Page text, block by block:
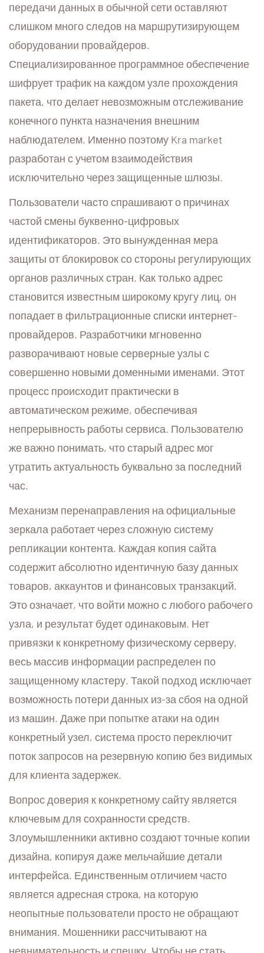
передачи данных в обычной сети оставляют
слишком много следов на маршрутизирующем
оборудовании провайдеров.
Специализированное программное обеспечение
шифрует трафик на каждом узле прохождения
пакета, что делает невозможным отслеживание
конечного пункта назначения внешним
наблюдателем. Именно поэтому Kra market
разработан с учетом взаимодействия
исключительно через защищенные шлюзы.
Пользователи часто спрашивают о причинах
частой смены буквенно-цифровых
идентификаторов. Это вынужденная мера
защиты от блокировок со стороны регулирующих
органов различных стран. Как только адрес
становится известным широкому кругу лиц, он
попадает в фильтрационные списки интернет-
провайдеров. Разработчики мгновенно
разворачивают новые серверные узлы с
совершенно новыми доменными именами. Этот
процесс происходит практически в
автоматическом режиме, обеспечивая
непрерывность работы сервиса. Пользователю
же важно понимать, что старый адрес мог
утратить актуальность буквально за последний
час.
Механизм перенаправления на официальные
зеркала работает через сложную систему
репликации контента. Каждая копия сайта
содержит абсолютно идентичную базу данных
товаров, аккаунтов и финансовых транзакций.
Это означает, что войти можно с любого рабочего
узла, и результат будет одинаковым. Нет
привязки к конкретному физическому серверу,
весь массив информации распределен по
защищенному кластеру. Такой подход исключает
возможность потери данных из-за сбоя на одной
из машин. Даже при попытке атаки на один
конкретный узел, система просто переключит
поток запросов на резервную копию без видимых
для клиента задержек.
Вопрос доверия к конкретному сайту является
ключевым для сохранности средств.
Злоумышленники активно создают точные копии
дизайна, копируя даже мельчайшие детали
интерфейса. Единственным отличием часто
является адресная строка, на которую
неопытные пользователи просто не обращают
внимания. Мошенники рассчитывают на